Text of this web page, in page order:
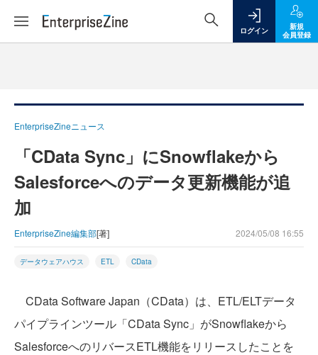
ログイン
新規
会員登録
EnterpriseZineニュース
「CData Sync」にSnowflakeから
Salesforceへのデータ更新機能が追
加
EnterpriseZine編集部[著] 2024/05/08 16:55
データウェアハウス ETL CData
CData Software Japan（CData）は、ETL/ELTデータ
パイプラインツール「CData Sync」がSnowflakeから
SalesforceへのリバースETL機能をリリースしたことを